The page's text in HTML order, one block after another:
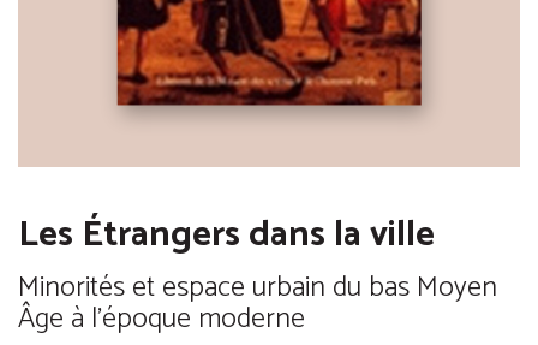
Les Étrangers dans la ville
Minorités et espace urbain du bas Moyen
Âge à l'époque moderne